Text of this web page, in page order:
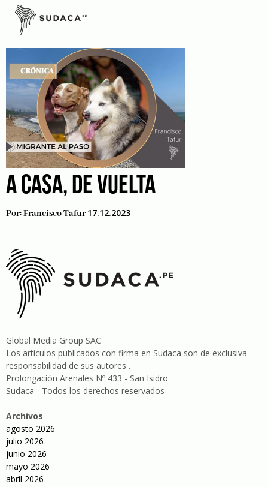
Skip
contentRetorno
A CASA, DE VUELTA
Por:Francisco Tafur 17.12.2023
Global Media Group SAC
Los artículos publicados con firma en Sudaca son de exclusiva
responsabilidad de sus autores .
Prolongación Arenales Nº 433 - San Isidro
Sudaca - Todos los derechos reservados
Archivos
agosto 2026
julio 2026
junio 2026
mayo 2026
abril 2026